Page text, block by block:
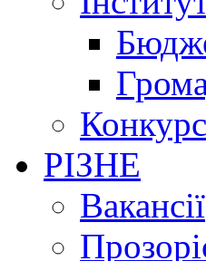
Конкурс
РІЗНЕ
Вакансії